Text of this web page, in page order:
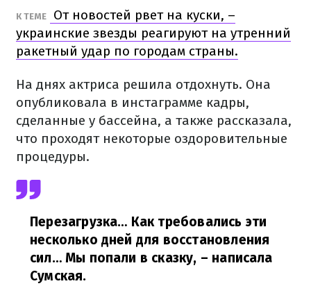
К ТЕМЕ
От новостей рвет на куски, –
украинские звезды реагируют на утренний
ракетный удар по городам страны.
На днях актриса решила отдохнуть. Она
опубликовала в инстаграмме кадры,
сделанные у бассейна, а также рассказала,
что проходят некоторые оздоровительные
процедуры.
Перезагрузка… Как требовались эти
несколько дней для восстановления
сил… Мы попали в сказку, – написала
Сумская.